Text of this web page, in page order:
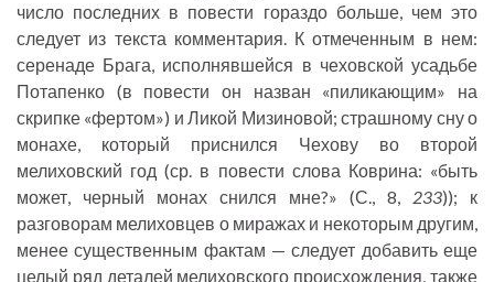
число последних в повести гораздо больше, чем это
следует из текста комментария. К отмеченным в нем:
серенаде Брага, исполнявшейся в чеховской усадьбе
Потапенко (в повести он назван «пиликающим» на
скрипке «фертом») и Ликой Мизиновой; страшному сну о
монахе, который приснился Чехову во второй
мелиховский год (ср. в повести слова Коврина: «быть
может, черный монах снился мне?» (С., 8, 233)); к
разговорам мелиховцев о миражах и некоторым другим,
менее существенным фактам — следует добавить еще
целый ряд деталей мелиховского происхождения, также